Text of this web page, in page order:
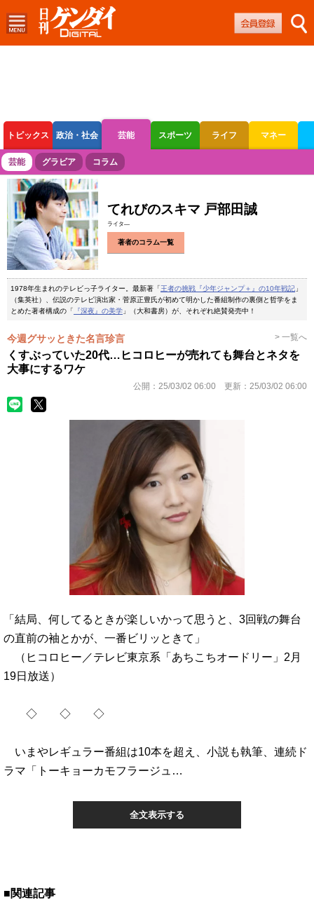
トピックス 政治・社会 芸能 スポーツ ライフ マネー
ボートレース 競輪 オートレース
芸能 グラビア コラム
てれびのスキマ 戸部田誠
ライタ―
著者のコラム一覧
1978年生まれのテレビっ子ライター。最新著「王者の挑戦『少年ジャンプ＋』の10年戦記 」
（集英社）、伝説のテレビ演出家・菅原正豊氏が初めて明かした番組制作の裏側と哲学をま
とめた著者構成の「 『深夜』の美学 」（大和書房）が、それぞれ絶賛発売中！
今週グサッときた名言珍言 > 一覧へ
くすぶっていた20代…ヒコロヒーが売れても舞台とネタを
大事にするワケ
公開： 25/03/02 06:00 更新： 25/03/02 06:00
「結局、何してるときが楽しいかって思うと、3回戦の舞台
の直前の袖とかが、一番ビリッときて」
（ヒコロヒー／テレビ東京系「あちこちオードリー」2月
19日放送）
◇ ◇ ◇
いまやレギュラー番組は10本を超え、小説も執筆、連続ド
ラマ「トーキョーカモフラージュ…
全文表示する
■関連記事